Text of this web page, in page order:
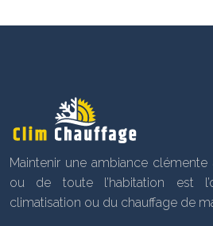
Maintenir une ambiance clémente
ou de toute l’habitation est
climatisation ou du chauffage de